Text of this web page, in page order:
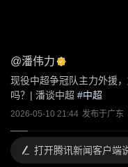
@潘伟力
现役中超争冠队主力外援
吗？| 潘谈中超 #中超
2026-05-10 21:44 发布于广东
打开腾讯新闻客户端